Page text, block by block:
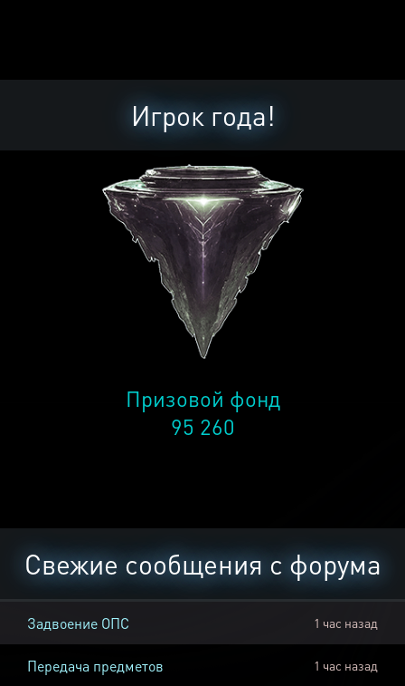
Игрок года!
Призовой фонд
95 260
Свежие сообщения с форума
Задвоение ОПС 1 час назад
Передача предметов 1 час назад